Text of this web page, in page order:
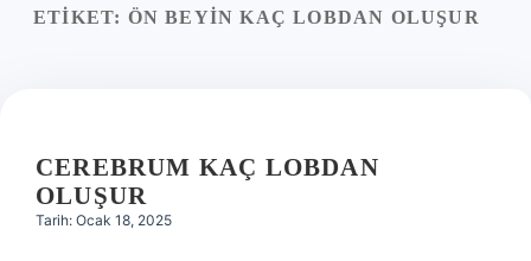
ETIKET: ÖN BEYIN KAÇ LOBDAN OLUŞUR
CEREBRUM KAÇ LOBDAN
OLUŞUR
Tarih: Ocak 18, 2025